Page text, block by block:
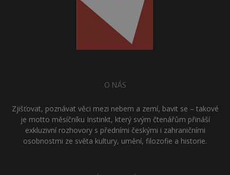
O NÁS
Zjišťovat, poznávat věci mezi nebem a zemí, bavit se – takové
je motto měsíčníku Instinkt, který svým čtenářům přináší
exkluzivní rozhovory s předními českými i zahraničními
osobnostmi ze světa kultury, umění, filozofie a historie.